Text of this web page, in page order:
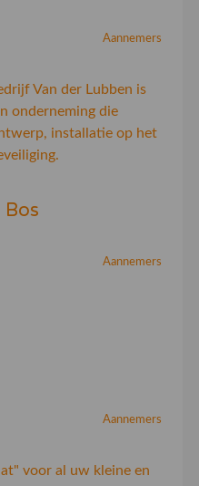
Aannemers
Van der Lubben is
onderneming die
installatie op het
Aannemers
Aannemers
voor al uw kleine en